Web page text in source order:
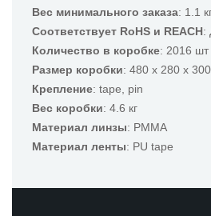
Вес минимального заказа: 1.1
Соответствует RoHS и REACH:
Количество в коробке: 2016 шт
Размер коробки: 480 x 280 x
Крепление: tape, pin
Вес коробки: 4.6 кг
Материал линзы: PMMA
Материал ленты: PU tape